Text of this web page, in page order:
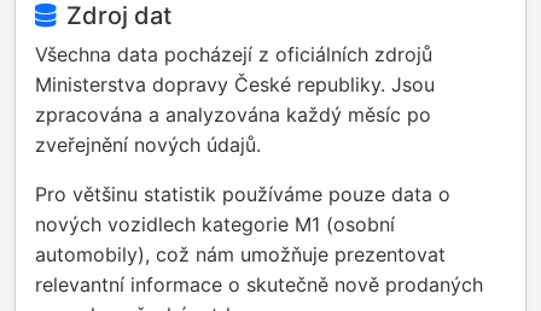
Zdroj dat
Všechna data pocházejí z oficiálních zdrojů
Ministerstva dopravy České republiky. Jsou
zpracována a analyzována každý měsíc po
zveřejnění nových údajů.
Pro většinu statistik používáme pouze data o
nových vozidlech kategorie M1 (osobní
automobily), což nám umožňuje prezentovat
relevantní informace o skutečně nově prodaných